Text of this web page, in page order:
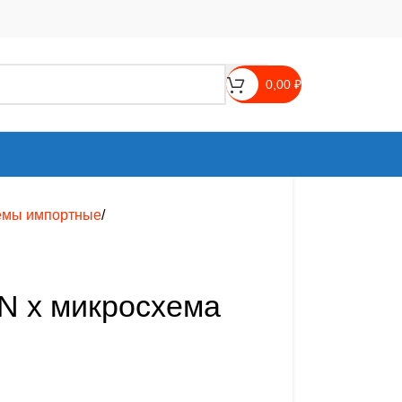
0,00 ₽
импортные
х микросхема